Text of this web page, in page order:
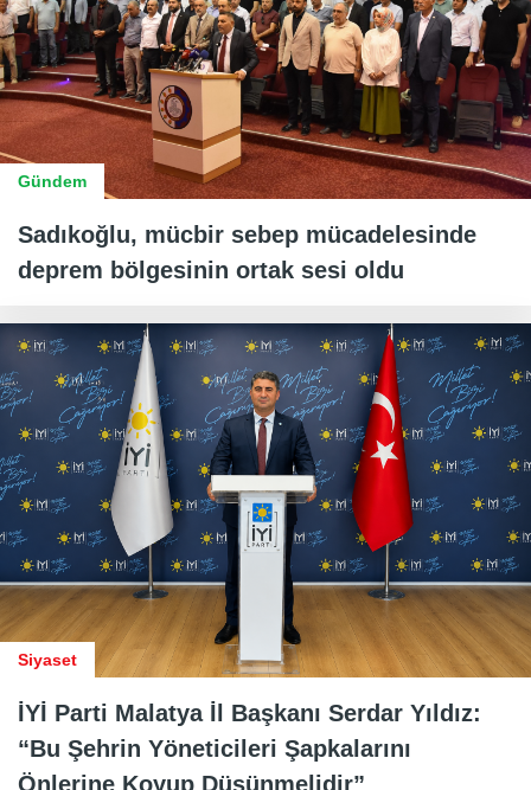
Gündem
Sadıkoğlu, mücbir sebep mücadelesinde
deprem bölgesinin ortak sesi oldu
Siyaset
İYİ Parti Malatya İl Başkanı Serdar Yıldız:
“Bu Şehrin Yöneticileri Şapkalarını
Önlerine Koyup Düşünmelidir”